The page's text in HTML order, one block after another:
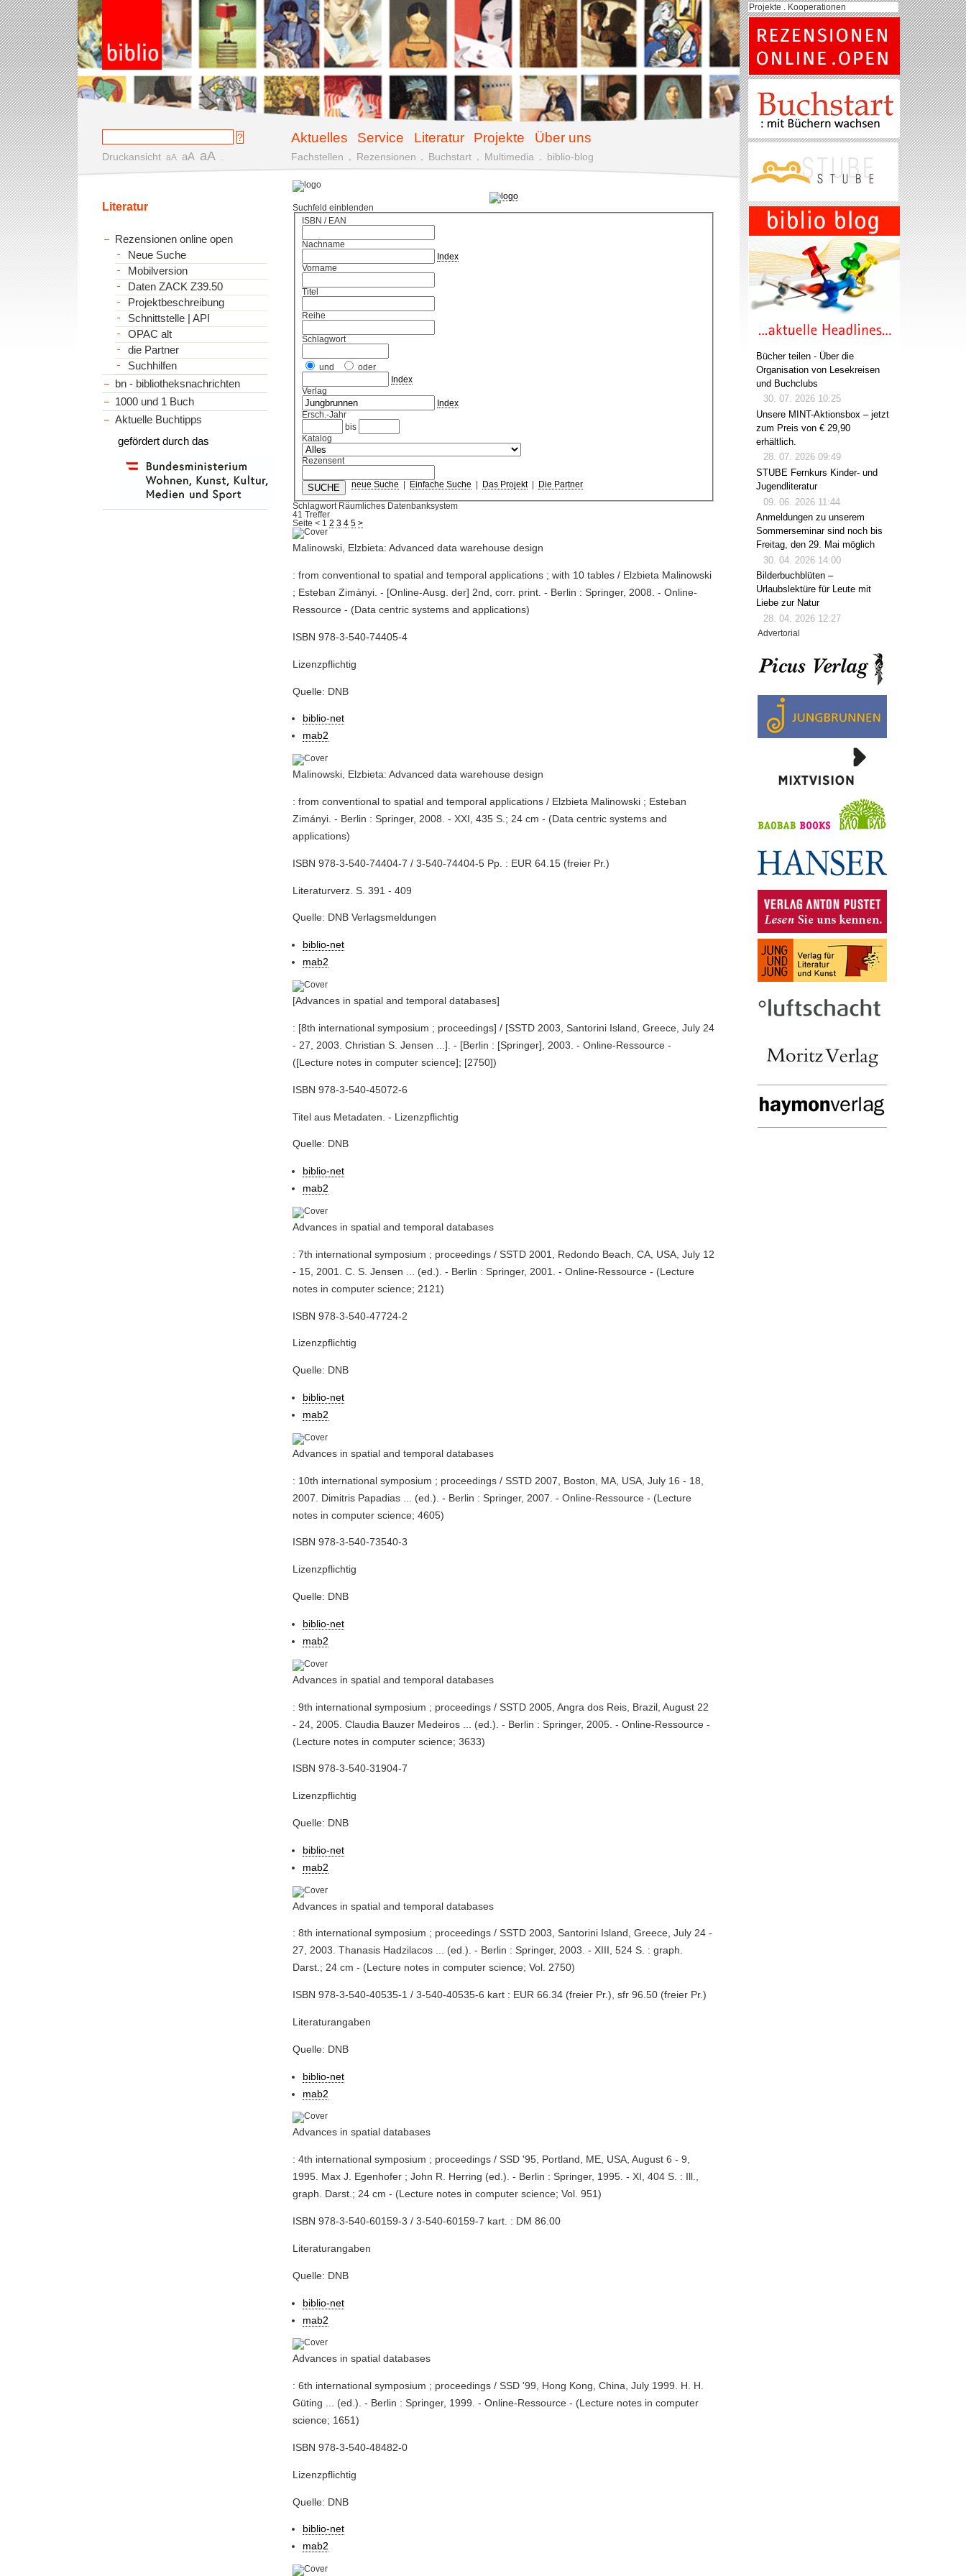
Aktuelles Service Literatur Projekte Über uns
Druckansicht aA aA aA Fachstellen Rezensionen Buchstart Multimedia biblio-blog
Suchfeld einblenden
ISBN / EAN
Nachname
Index
Vorname
Titel
Reihe
Schlagwort
und
oder
Index
Verlag
Index
Ersch.-Jahr
bis
Katalog
Rezensent
neue Suche Einfache Suche Das Projekt| Die Partner
Schlagwort Räumliches Datenbanksystem
41 Treffer
Seite< 1 2 3 4 5 >
Malinowski, Elzbieta: Advanced data warehouse design
: from conventional to spatial and temporal applications ; with 10 tables / Elzbieta Malinowski
; Esteban Zimányi. - [Online-Ausg. der] 2nd, corr. print. - Berlin : Springer, 2008. - Online-
Ressource - (Data centric systems and applications)
ISBN 978-3-540-74405-4
Lizenzpflichtig
Quelle: DNB
biblio-net
mab2
Malinowski, Elzbieta: Advanced data warehouse design
: from conventional to spatial and temporal applications / Elzbieta Malinowski ; Esteban
Zimányi. - Berlin : Springer, 2008. - XXI, 435 S.; 24 cm - (Data centric systems and
applications)
ISBN 978-3-540-74404-7 / 3-540-74404-5 Pp. : EUR 64.15 (freier Pr.)
Literaturverz. S. 391 - 409
Quelle: DNB Verlagsmeldungen
biblio-net
mab2
[Advances in spatial and temporal databases]
: [8th international symposium ; proceedings] / [SSTD 2003, Santorini Island, Greece, July 24
- 27, 2003. Christian S. Jensen ...]. - [Berlin : [Springer], 2003. - Online-Ressource -
([Lecture notes in computer science]; [2750])
ISBN 978-3-540-45072-6
Titel aus Metadaten. - Lizenzpflichtig
Quelle: DNB
biblio-net
mab2
Advances in spatial and temporal databases
: 7th international symposium ; proceedings / SSTD 2001, Redondo Beach, CA, USA, July 12
- 15, 2001. C. S. Jensen ... (ed.). - Berlin : Springer, 2001. - Online-Ressource - (Lecture
notes in computer science; 2121)
ISBN 978-3-540-47724-2
Lizenzpflichtig
Quelle: DNB
biblio-net
mab2
Advances in spatial and temporal databases
: 10th international symposium ; proceedings / SSTD 2007, Boston, MA, USA, July 16 - 18,
2007. Dimitris Papadias ... (ed.). - Berlin : Springer, 2007. - Online-Ressource - (Lecture
notes in computer science; 4605)
ISBN 978-3-540-73540-3
Lizenzpflichtig
Quelle: DNB
biblio-net
mab2
Advances in spatial and temporal databases
: 9th international symposium ; proceedings / SSTD 2005, Angra dos Reis, Brazil, August 22
- 24, 2005. Claudia Bauzer Medeiros ... (ed.). - Berlin : Springer, 2005. - Online-Ressource -
(Lecture notes in computer science; 3633)
ISBN 978-3-540-31904-7
Lizenzpflichtig
Quelle: DNB
biblio-net
mab2
Advances in spatial and temporal databases
: 8th international symposium ; proceedings / SSTD 2003, Santorini Island, Greece, July 24 -
27, 2003. Thanasis Hadzilacos ... (ed.). - Berlin : Springer, 2003. - XIII, 524 S. : graph.
Darst.; 24 cm - (Lecture notes in computer science; Vol. 2750)
ISBN 978-3-540-40535-1 / 3-540-40535-6 kart : EUR 66.34 (freier Pr.), sfr 96.50 (freier Pr.)
Literaturangaben
Quelle: DNB
biblio-net
mab2
Advances in spatial databases
: 4th international symposium ; proceedings / SSD '95, Portland, ME, USA, August 6 - 9,
1995. Max J. Egenhofer ; John R. Herring (ed.). - Berlin : Springer, 1995. - XI, 404 S. : Ill.,
graph. Darst.; 24 cm - (Lecture notes in computer science; Vol. 951)
ISBN 978-3-540-60159-3 / 3-540-60159-7 kart. : DM 86.00
Literaturangaben
Quelle: DNB
biblio-net
mab2
Advances in spatial databases
: 6th international symposium ; proceedings / SSD '99, Hong Kong, China, July 1999. H. H.
Güting ... (ed.). - Berlin : Springer, 1999. - Online-Ressource - (Lecture notes in computer
science; 1651)
ISBN 978-3-540-48482-0
Lizenzpflichtig
Quelle: DNB
biblio-net
mab2
Literatur
Rezensionen online open
Neue Suche
Mobilversion
Daten ZACK Z39.50
Projektbeschreibung
Schnittstelle | API
OPAC alt
die Partner
Suchhilfen
bn - bibliotheksnachrichten
1000 und 1 Buch
Aktuelle Buchtipps
gefördert durch das
Projekte . Kooperationen
Bücher teilen - Über die
Organisation von Lesekreisen
und Buchclubs
30. 07. 2026 10:25
Unsere MINT-Aktionsbox – jetzt
zum Preis von € 29,90
erhältlich.
28. 07. 2026 09:49
STUBE Fernkurs Kinder- und
Jugendliteratur
09. 06. 2026 11:44
Anmeldungen zu unserem
Sommerseminar sind noch bis
Freitag, den 29. Mai möglich
30. 04. 2026 14:00
Bilderbuchblüten –
Urlaubslektüre für Leute mit
Liebe zur Natur
28. 04. 2026 12:27
Advertorial